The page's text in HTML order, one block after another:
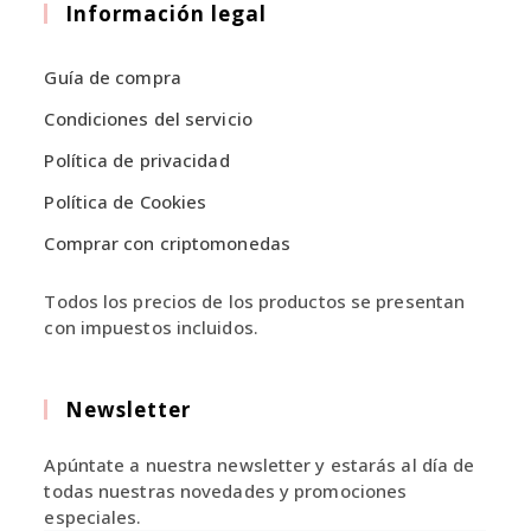
una
pestaña
una
pestaña
Información legal
Guía de compra
Condiciones del servicio
Política de privacidad
Política de Cookies
Comprar con criptomonedas
Todos los precios de los productos se presentan
con impuestos incluidos.
Newsletter
Apúntate a nuestra newsletter y estarás al día de
todas nuestras novedades y promociones
especiales.